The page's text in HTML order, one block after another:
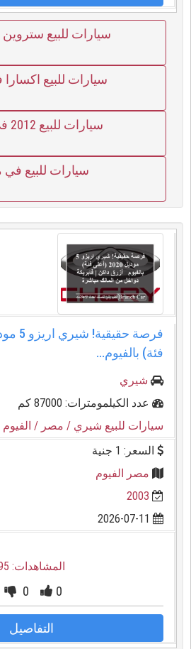
سيارات للبيع
سيارات للبيع
سيارات للبيع 2012 في مصر
سيارات للبيع
فئة) بالفيوم...
شيري
عدد الكيلمومترات: 87000 كم
سيارات للبيع شيري / مصر / الفيوم
السعر: 1 جنية
مصر الفيوم
2003
المشاهدات: 95
0
0
التفاصيل